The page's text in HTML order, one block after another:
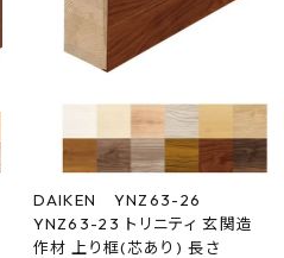
DAIKEN YNZ63-26
YNZ63-23 トリニティ 玄関造
作材 上り框(芯あり) 長さ